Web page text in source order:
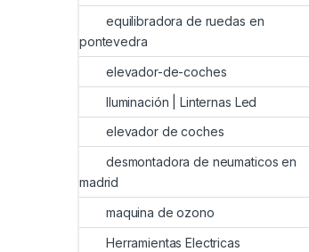
equilibradora de ruedas en
pontevedra
elevador-de-coches
Iluminación | Linternas Led
elevador de coches
desmontadora de neumaticos en
madrid
maquina de ozono
Herramientas Electricas